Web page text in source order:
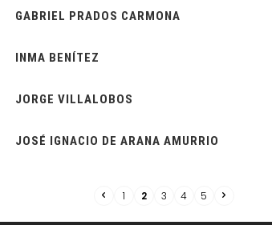
GABRIEL PRADOS CARMONA
INMA BENÍTEZ
JORGE VILLALOBOS
JOSÉ IGNACIO DE ARANA AMURRIO
1 2 3 4 5